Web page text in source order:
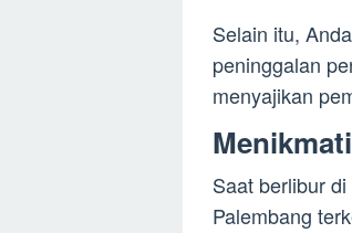
Selain itu,
peninggalan
menyajikan
Saat berlibur
Palembang